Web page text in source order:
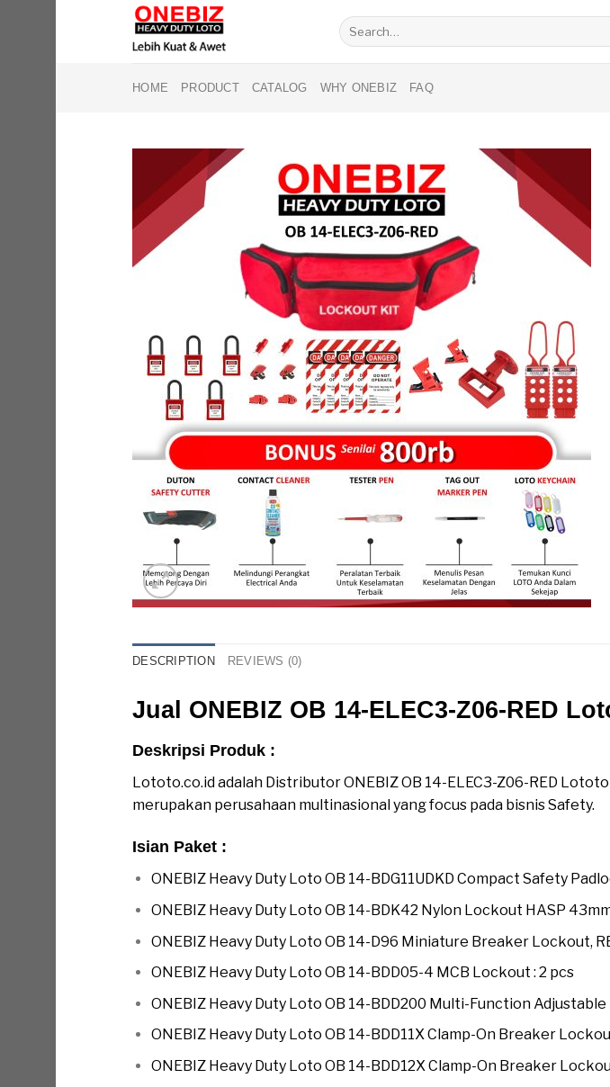
Search
for:
HOME PRODUCT CATALOG WHY ONEBIZ FAQ
DESCRIPTION REVIEWS (0)
Jual ONEBIZ OB 14-ELEC3-Z06-RED
Deskripsi Produk :
Lototo.co.id adalah Distributor ONEBIZ OB 14-ELEC3-Z06-RED
merupakan perusahaan multinasional yang focus pada bisnis Safety.
Isian Paket :
ONEBIZ Heavy Duty Loto OB 14-BDG11UDKD Compact Safety
ONEBIZ Heavy Duty Loto OB 14-BDK42 Nylon Lockout HASP
ONEBIZ Heavy Duty Loto OB 14-D96 Miniature Breaker Lockout,
ONEBIZ Heavy Duty Loto OB 14-BDD05-4 MCB Lockout : 2 pcs
ONEBIZ Heavy Duty Loto OB 14-BDD200 Multi-Function
ONEBIZ Heavy Duty Loto OB 14-BDD11X Clamp-On Breaker
ONEBIZ Heavy Duty Loto OB 14-BDD12X Clamp-On Breaker